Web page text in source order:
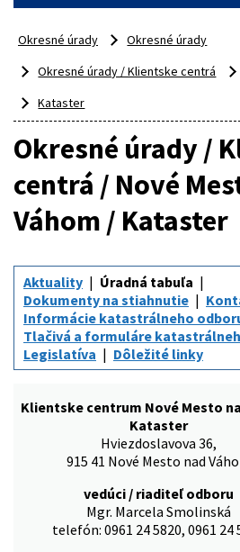
Okresné úrady
Okresné úrady
Okresné úrady / Klientske centrá
Kataster
Okresné úrady /
centrá / Nové
Váhom / Kataster
Aktuality
Úradná tabuľa
Dokumenty na stiahnutie
Informácie katastrálneho
Tlačivá a formuláre
Legislatíva
Dôležité linky
Klientske centrum Nové Mesto
Kataster
Hviezdoslavova 36,
915 41 Nové Mesto nad
vedúci / riaditeľ odboru
Mgr. Marcela Smolinská
telefón: 0961 24 5820, 0961 24